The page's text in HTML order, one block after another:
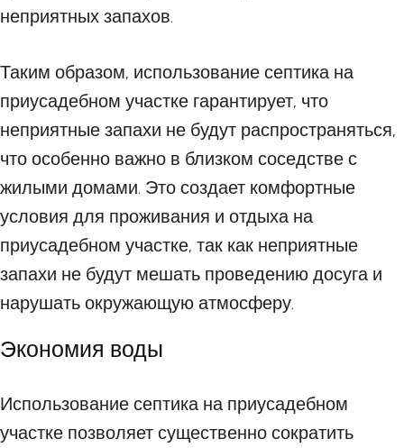
неприятных запахов.
Таким образом, использование септика на
приусадебном участке гарантирует, что
неприятные запахи не будут распространяться,
что особенно важно в близком соседстве с
жилыми домами. Это создает комфортные
условия для проживания и отдыха на
приусадебном участке, так как неприятные
запахи не будут мешать проведению досуга и
нарушать окружающую атмосферу.
Экономия воды
Использование септика на приусадебном
участке позволяет существенно сократить